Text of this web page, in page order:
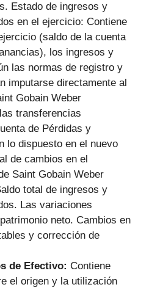
Estado de ingresos y
en el ejercicio: Contiene
(saldo de la cuenta
los ingresos y
las normas de registro y
imputarse directamente al
Gobain Weber
transferencias
de Pérdidas y
lo dispuesto en el nuevo
de cambios en el
Saint Gobain Weber
total de ingresos y
Las variaciones
neto. Cambios en
y corrección de
de Efectivo: Contiene
el origen y la utilización